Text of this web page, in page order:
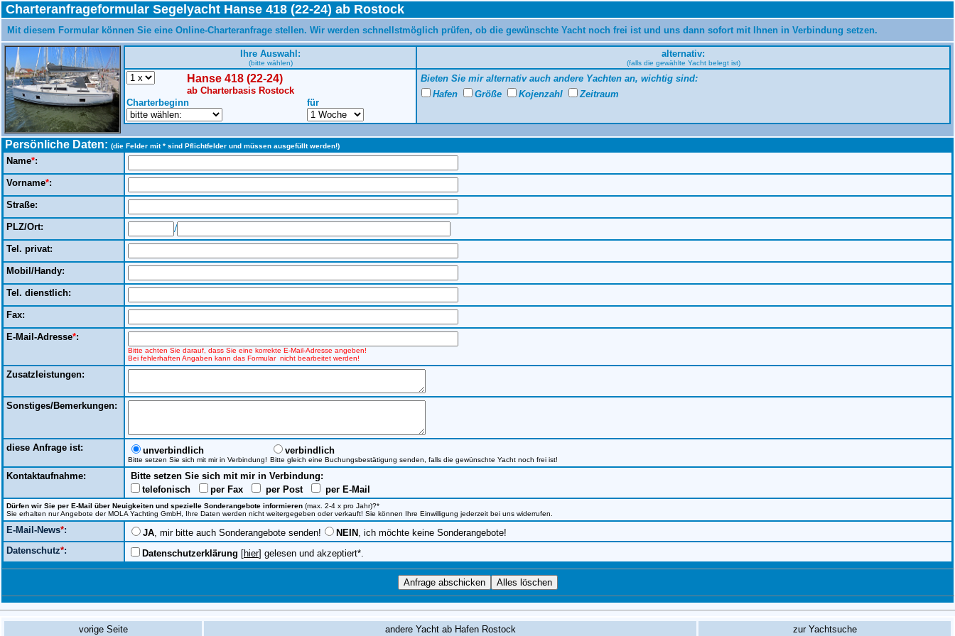
Charteranfrageformular Segelyacht Hanse 418 (22-24) ab Rostock
Mit diesem Formular können Sie eine Online-Charteranfrage stellen. Wir werden schnellstmöglich prüfen, ob die gewünschte Yacht noch frei ist und uns dann sofort mit Ihnen in Verbindung setzen.
Ihre Auswahl:
(bitte wählen)
alternativ:
(falls die gewählte Yacht belegt ist)
Hanse 418 (22-24)
ab Charterbasis Rostock
Charterbeginn
für
Bieten Sie mir alternativ auch andere Yachten an, wichtig sind:
Hafen
Größe Kojenzahl Zeitraum
Persönliche Daten: (die Felder mit * sind Pflichtfelder und müssen ausgefüllt werden!)
Name*:
Vorname*:
Straße:
PLZ/Ort: /
Tel. privat:
Mobil/Handy:
Tel. dienstlich:
Fax:
E-Mail-Adresse*:
Bitte achten Sie darauf, dass Sie eine korrekte E-Mail-Adresse angeben!
Bei fehlerhaften Angaben kann das Formular nicht bearbeitet werden!
Zusatzleistungen:
Sonstiges/Bemerkungen:
diese Anfrage ist: unverbindlich verbindlich
Bitte setzen Sie sich mit mir in Verbindung! Bitte gleich eine Buchungsbestätigung senden, falls die gewünschte Yacht noch frei ist!
Kontaktaufnahme:
Bitte setzen Sie sich mit mir in Verbindung:
telefonisch
per Fax per Post per E-Mail
Dürfen wir Sie per E-Mail über Neuigkeiten und spezielle Sonderangebote informieren (max. 2-4 x pro Jahr)?*
Sie erhalten nur Angebote der MOLA Yachting GmbH, Ihre Daten werden nicht weitergegeben oder verkauft! Sie können Ihre Einwilligung jederzeit bei uns widerrufen.
E-Mail-News*: JA, mir bitte auch Sonderangebote senden! NEIN , ich möchte keine Sonderangebote!
Datenschutz*: Datenschutzerklärung [hier] gelesen und akzeptiert*.
vorige Seite andere Yacht ab Hafen Rostock zur Yachtsuche